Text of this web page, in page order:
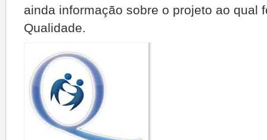
ainda informação sobre o projeto ao qual
Qualidade.